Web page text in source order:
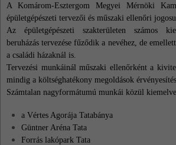
A Komárom-Esztergom Megyei Mérnöki
épületgépészeti tervezői és műszaki ellenőri
Az épületgépészeti szakterületen számos
beruházás tervezése fűződik a nevéhez, de
a családi házaknál is.
Tervezési munkáinál műszaki ellenőrként a
mindig a költséghatékony megoldások
Számtalan nagyformátumú munkái közül
a Vértes Agorája Tatabánya
Güntner Aréna Tata
Forrás lakópark Tata